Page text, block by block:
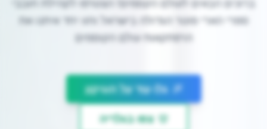
ספרי הארי פוטר הגדולה בישראל וחוו יחד איתנו את
הרפתקאות עולם הקוסמים
גלו עוד על הוגיקון
צפו בגלריה